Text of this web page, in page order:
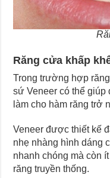
Răng cửa khấp
Trong trường hợp
sứ Veneer có thể giúp
làm cho hàm răng trở
Veneer được thiết kế
nhẹ nhàng hình dáng
nhanh chóng mà còn
răng truyền thống.